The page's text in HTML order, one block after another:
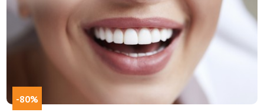
-80%